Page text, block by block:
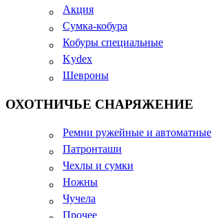
Акция
Сумка-кобура
Кобуры специальные
Kydex
Шевроны
ОХОТНИЧЬЕ СНАРЯЖЕНИЕ
Ремни ружейные и автоматные
Патронташи
Чехлы и сумки
Ножны
Чучела
Прочее